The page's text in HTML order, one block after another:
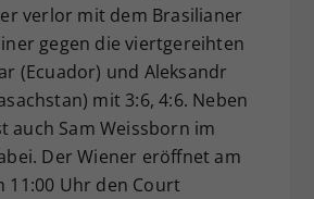
verlor mit dem Brasilianer
gegen die viertgereihten
(Ecuador) und Aleksandr
mit 3:6, 4:6. Neben
auch Sam Weissborn im
Der Wiener eröffnet am
11:00 Uhr den Court